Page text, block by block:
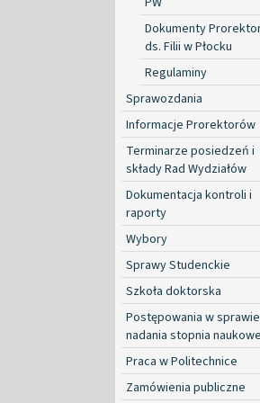
Dokumenty
ds. Filii w Płocku
Regulaminy
Sprawozdania
Informacje Prorektorów
Terminarze posiedzeń i
składy Rad Wydziałów
Dokumentacja kontroli i
raporty
Wybory
Sprawy Studenckie
Szkoła doktorska
Postępowania w sprawie
nadania stopnia
Praca w Politechnice
Zamówienia publiczne